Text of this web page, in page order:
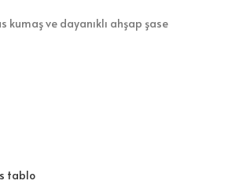
kumaş ve dayanıklı ahşap şase
tabloyu koruyucu vernikle kaplayarak
de uzun ömür sağlıyoruz. Ürünü duvara
böylece kurulumla zaman
ve net görseller